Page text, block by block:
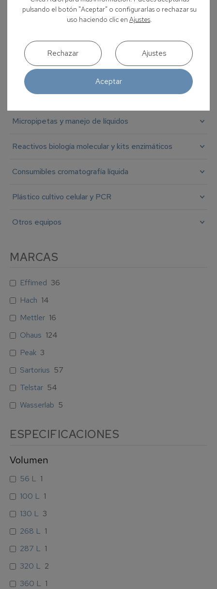
CATEGORÍAS
Microscopía
Micropipetas y manejo de líquidos
Reactivos biología molecular y kits enzimáticos
Consumibles cromatografía líquida
Plástico cultivo celular y PCR
Otros equipos
MARCAS
Effimed 36
Hach 14
Mettler 16
Ohaus 124
Peak 3
Sartorius 57
Telstar 54
Wasserlab 5
Volumen
56 L 1
100 L 1
130 L 3
268 L 1
287 L 1
320 L 2
360 L 1
Anterior 1 2 5 Siguiente
pulsando el botón "Aceptar" o configurarlas o rechazar su
uso haciendo clic en Ajustes.
Aceptar
Rechazar Ajustes